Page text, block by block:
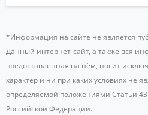
*Информация на сайте не является
Данный интернет-сайт, а также вся
предоставленная на нём, носит
характер и ни при каких условиях не
определяемой положениями Статьи
Российской Федерации.